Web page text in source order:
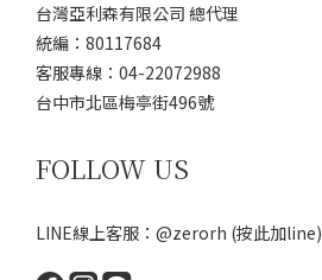
台灣亞利森有限公司 總代理
統編：80117684
客服專線：04-22072988
台中市北區梅亭街496號
FOLLOW US
LINE線上客服：@zerorh (按此加line)